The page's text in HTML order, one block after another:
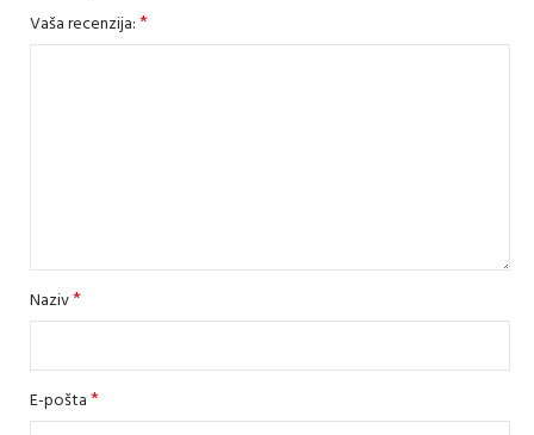
Vaša recenzija:*
Naziv*
E-pošta*